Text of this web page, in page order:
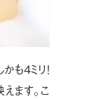
４ミリ！
ます。こ